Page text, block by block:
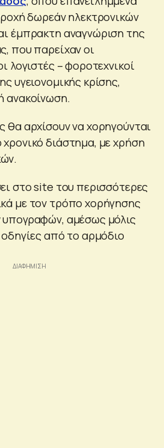
δωρεάν ηλεκτρονικών
έμπρακτη αναγνώριση της
που παρείχαν οι
λογιστές – φοροτεχνικοί
υγειονομικής κρίσης,
ανακοίνωση.
θα αρχίσουν να χορηγούνται
διάστημα, με χρήση
στο site του περισσότερες
με τον τρόπο χορήγησης
αμέσως μόλις
από το αρμόδιο